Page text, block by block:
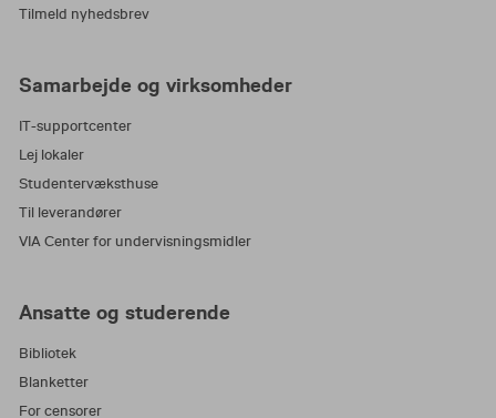
Tilmeld nyhedsbrev
Samarbejde og virksomheder
IT-supportcenter
Lej lokaler
Studentervæksthuse
Til leverandører
VIA Center for undervisningsmidler
Ansatte og studerende
Bibliotek
Blanketter
For censorer